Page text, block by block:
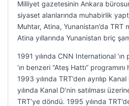
Milliyet gazetesinin Ankara
siyaset alanlarında muhabirlik
Muhtar, Atina, Yunanistan’da TRT
Atina yıllarında Yunanistan briç
1991 yılında CNN International
‘ın benzeri “Ateş Hattı”
1993 yılında TRT’den ayrılıp
yılında Kanal D’nin satılması
TRT’ye döndü. 1995 yılında